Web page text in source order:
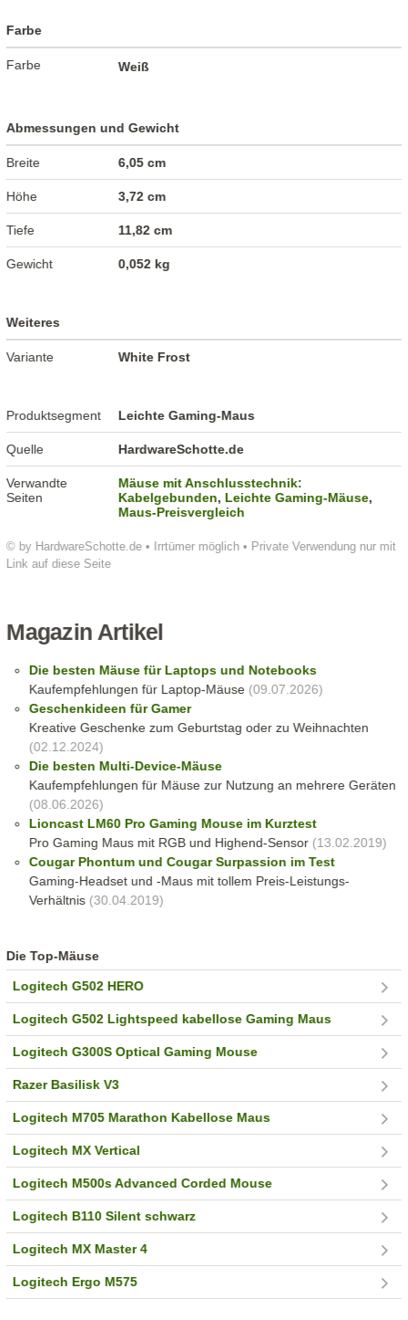
© by HardwareSchotte.de • Irrtümer möglich • Private Verwendung nur mit
Link auf diese Seite
Farbe
Farbe Weiß
Abmessungen und Gewicht
Breite 6,05 cm
Höhe 3,72 cm
Tiefe 11,82 cm
Gewicht 0,052 kg
Weiteres
Variante White Frost
Produktsegment Leichte Gaming-Maus
Quelle HardwareSchotte.de
Verwandte
Seiten
Mäuse mit Anschlusstechnik:
Kabelgebunden,Leichte Gaming-Mäuse,
Maus-Preisvergleich
Magazin Artikel
Die besten Mäuse für Laptops und Notebooks
Kaufempfehlungen für Laptop-Mäuse (09.07.2026)
Geschenkideen für Gamer
Kreative Geschenke zum Geburtstag oder zu Weihnachten
(02.12.2024)
Die besten Multi-Device-Mäuse
Kaufempfehlungen für Mäuse zur Nutzung an mehrere Geräten
(08.06.2026)
Lioncast LM60 Pro Gaming Mouse im Kurztest
Pro Gaming Maus mit RGB und Highend-Sensor(13.02.2019)
Cougar Phontum und Cougar Surpassion im Test
Gaming-Headset und -Maus mit tollem Preis-Leistungs-
Verhältnis (30.04.2019)
Die Top-Mäuse
Logitech G502 HERO
Logitech G502 Lightspeed kabellose Gaming Maus
Logitech G300S Optical Gaming Mouse
Razer Basilisk V3
Logitech M705 Marathon Kabellose Maus
Logitech MX Vertical
Logitech M500s Advanced Corded Mouse
Logitech B110 Silent schwarz
Logitech MX Master 4
Logitech Ergo M575